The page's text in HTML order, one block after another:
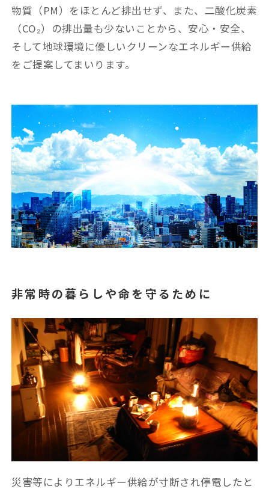
物質（PM）をほとんど排出せず、また、二酸化炭素
（CO₂）の排出量も少ないことから、安心・安全、
そして地球環境に優しいクリーンなエネルギー供給
をご提案してまいります。
非常時の暮らしや命を守るために
災害等によりエネルギー供給が寸断され停電したと